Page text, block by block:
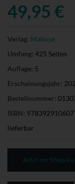
49,95 €
Verlag: Mabuse
Umfang: 425 Seiten
Auflage: 5
Erscheinungsjahr:
Bestellnummer:
ISBN:
lieferbar